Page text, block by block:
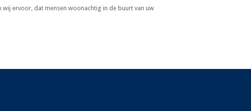
ervoor, dat mensen woonachtig in de buurt van uw